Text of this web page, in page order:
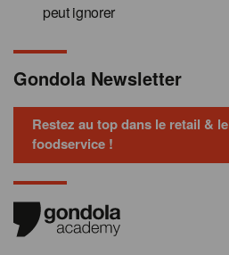
peut ignorer
Gondola Newsletter
Restez au top dans le retail & le
foodservice !